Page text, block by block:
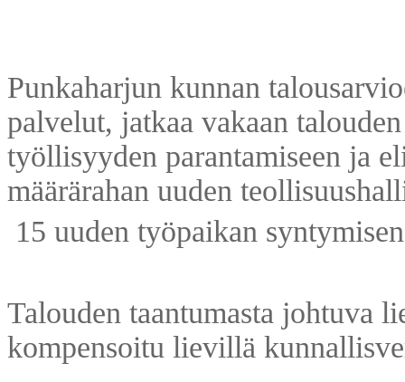
Punkaharjun kunnan
palvelut, jatkaa vakaan
työllisyyden parantamiseen ja
määrärahan uuden
 15 uuden työpaikan
Talouden taantumasta johtuva
kompensoitu lievillä